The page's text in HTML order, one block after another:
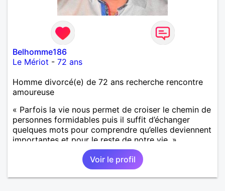
Belhomme186
Le Mériot - 72 ans
Homme divorcé(e) de 72 ans recherche rencontre
amoureuse
« Parfois la vie nous permet de croiser le chemin de
personnes formidables puis il suffit d’échanger
quelques mots pour comprendre qu’elles deviennent
importantes et pour le reste de notre vie. »
Voir le profil